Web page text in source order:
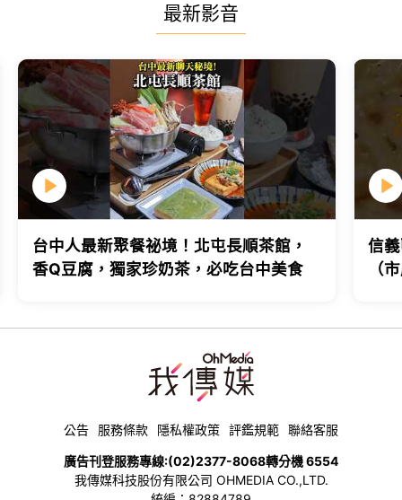
最新影音
台中人最新聚餐祕境！北屯長順茶館，
香Q豆腐，獨家珍奶茶，必吃台中美食
信
（
公告 服務條款 隱私權政策 評鑑規範 聯絡客服
廣告刊登服務專線:(02)2377-8068轉分機 6554
我傳媒科技股份有限公司 OHMEDIA CO.,LTD.